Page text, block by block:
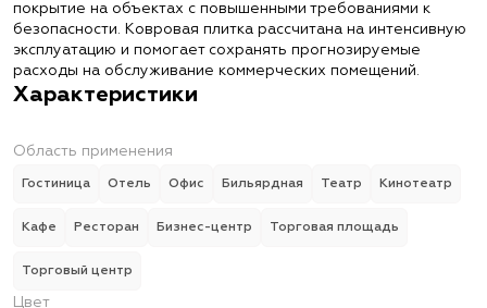
покрытие на объектах с повышенными требованиями к
безопасности. Ковровая плитка рассчитана на интенсивную
эксплуатацию и помогает сохранять прогнозируемые
расходы на обслуживание коммерческих помещений.
Характеристики
Область применения
Гостиница Отель Офис Бильярдная Театр Кинотеатр
Кафе Ресторан Бизнес-центр Торговая площадь
Торговый центр
Цвет